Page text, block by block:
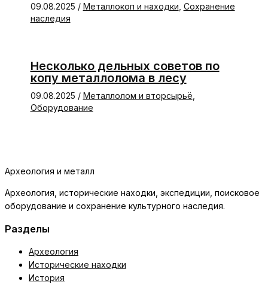
09.08.2025 / Металлокоп и находки Сохранение
наследия
Несколько дельных советов по
копу металлолома в лесу
09.08.2025 / Металлолом и вторсырьё
Оборудование
Археология и металл
Археология, исторические находки, экспедиции, поисковое
оборудование и сохранение культурного наследия.
Разделы
Археология
Исторические находки
История